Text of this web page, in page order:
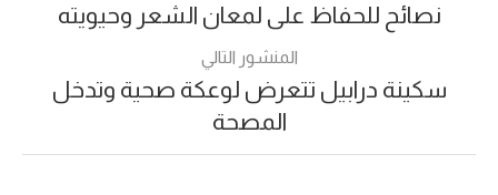
نصائح للحفاظ على لمعان الشعر وحيويته
المنشور التالي
سكينة درابيل تتعرض لوعكة صحية وتدخل
المصحة